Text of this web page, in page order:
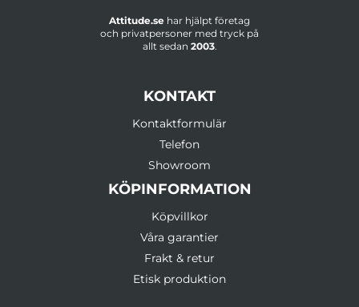
Attitude.se har hjälpt företag
och privatpersoner med tryck på
allt sedan 2003.
KONTAKT
Kontaktformulär
Telefon
Showroom
KÖPINFORMATION
Köpvillkor
Våra garantier
Frakt & retur
Etisk produktion